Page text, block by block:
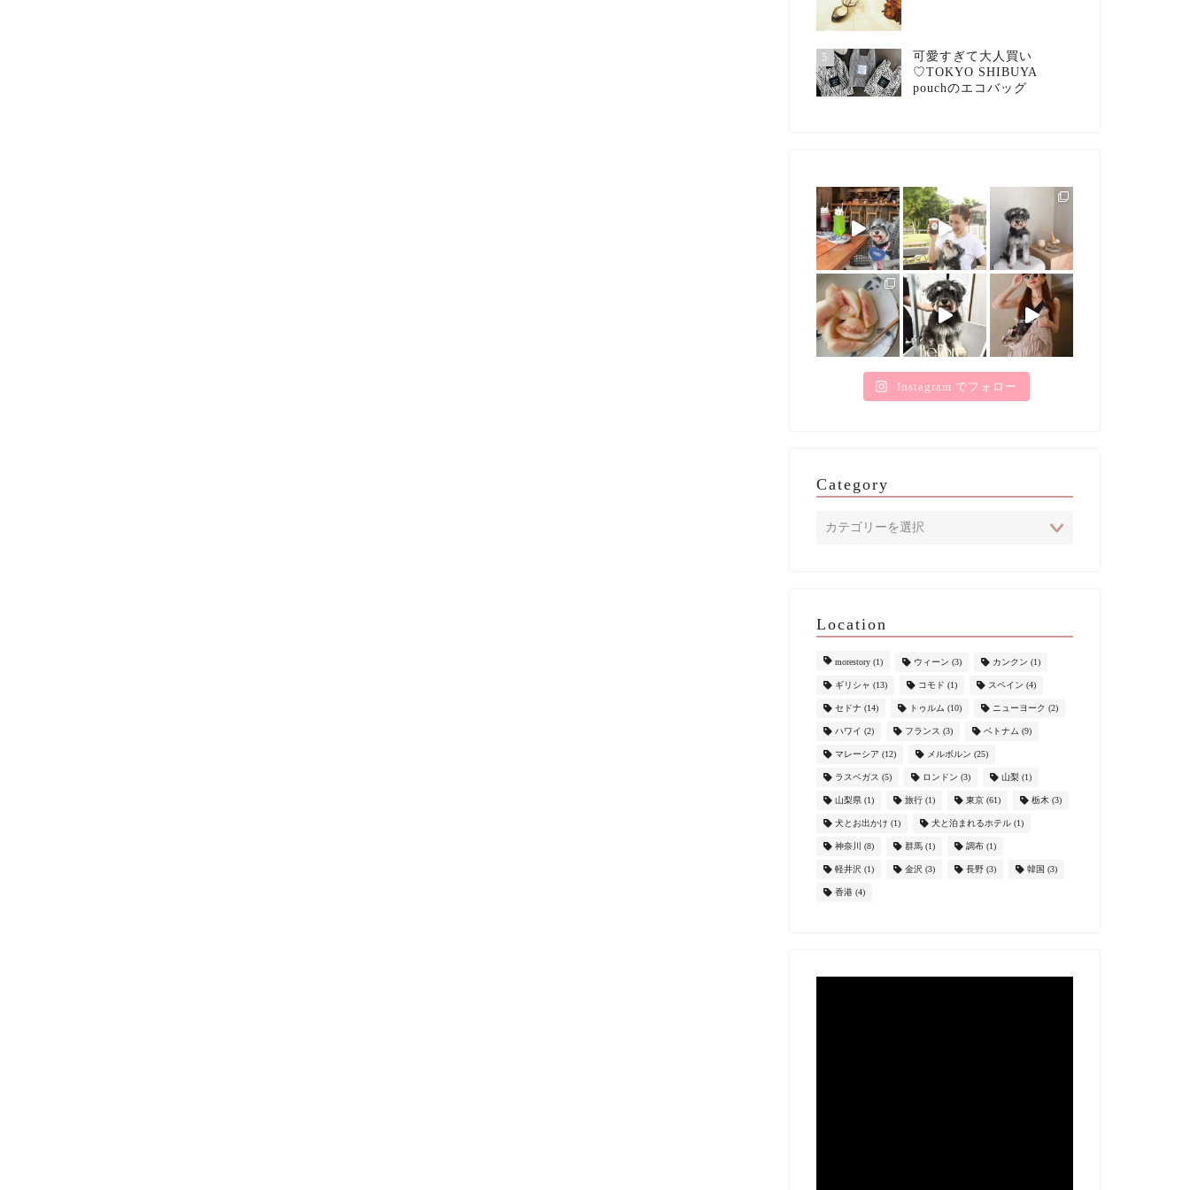
5
可愛すぎて大人買い
♡TOKYO SHIBUYA
pouchのエコバッグ
Instagram でフォロー
Category
Location
morestory(1) ウィーン (3) カンクン (1)
ギリシャ (13) コモド (1) スペイン (4)
セドナ (14) トゥルム (10) ニューヨーク (2)
ハワイ (2) フランス (3) ベトナム (9)
マレーシア (12) メルボルン (25)
ラスベガス (5) ロンドン (3) 山梨 (1)
山梨県(1) 旅行(1) 東京(61) 栃木(3)
犬とお出かけ (1) 犬と泊まれるホテル(1)
神奈川 (8) 群馬(1) 調布(1)
軽井沢 (1) 金沢 (3) 長野(3) 韓国 (3)
香港(4)